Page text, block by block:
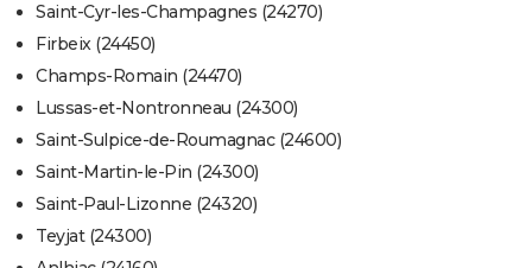
Saint-Cyr-les-Champagnes (24270)
Firbeix (24450)
Champs-Romain (24470)
Lussas-et-Nontronneau (24300)
Saint-Sulpice-de-Roumagnac (24600)
Saint-Martin-le-Pin (24300)
Saint-Paul-Lizonne (24320)
Teyjat (24300)